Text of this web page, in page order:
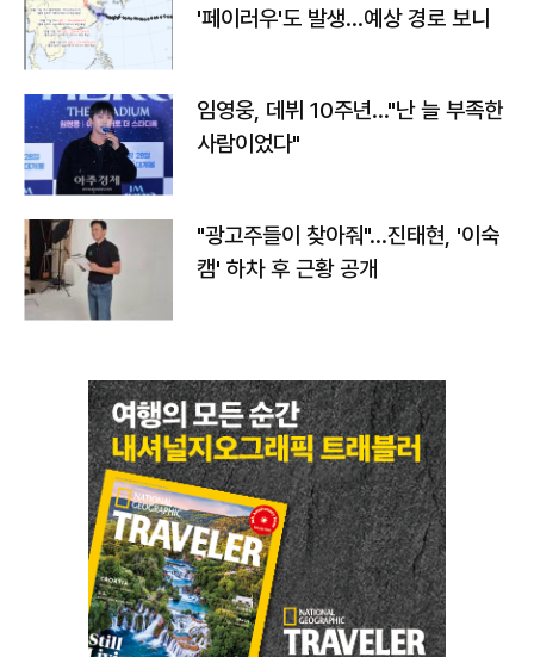
'페이러우'도 발생…예상 경로 보니
임영웅, 데뷔 10주년…"난 늘 부족한
사람이었다"
"광고주들이 찾아줘"…진태현, '이숙
캠' 하차 후 근황 공개